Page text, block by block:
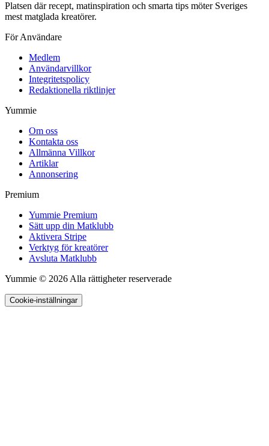
Platsen där recept, matinspiration och smarta tips möter Sveriges
mest matglada kreatörer.
För Användare
Medlem
Användarvillkor
Integritetspolicy
Redaktionella riktlinjer
Yummie
Om oss
Kontakta oss
Allmänna Villkor
Artiklar
Annonsering
Premium
Yummie Premium
Sätt upp din Matklubb
Aktivera Stripe
Verktyg för kreatörer
Avsluta Matklubb
Yummie © 2026 Alla rättigheter reserverade
Cookie-inställningar